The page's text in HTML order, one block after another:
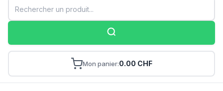
Mon panier 0.00 CHF